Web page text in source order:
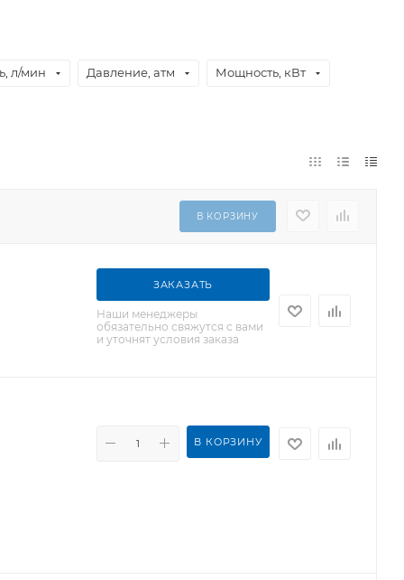
л/мин Давление, атм Мощность, кВт
В КОРЗИНУ
ЗАКАЗАТЬ
Наши менеджеры
обязательно свяжутся с вами
и уточнят условия заказа
В КОРЗИНУ